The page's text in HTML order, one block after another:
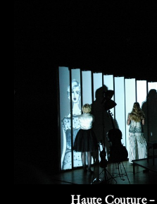
Haute Couture